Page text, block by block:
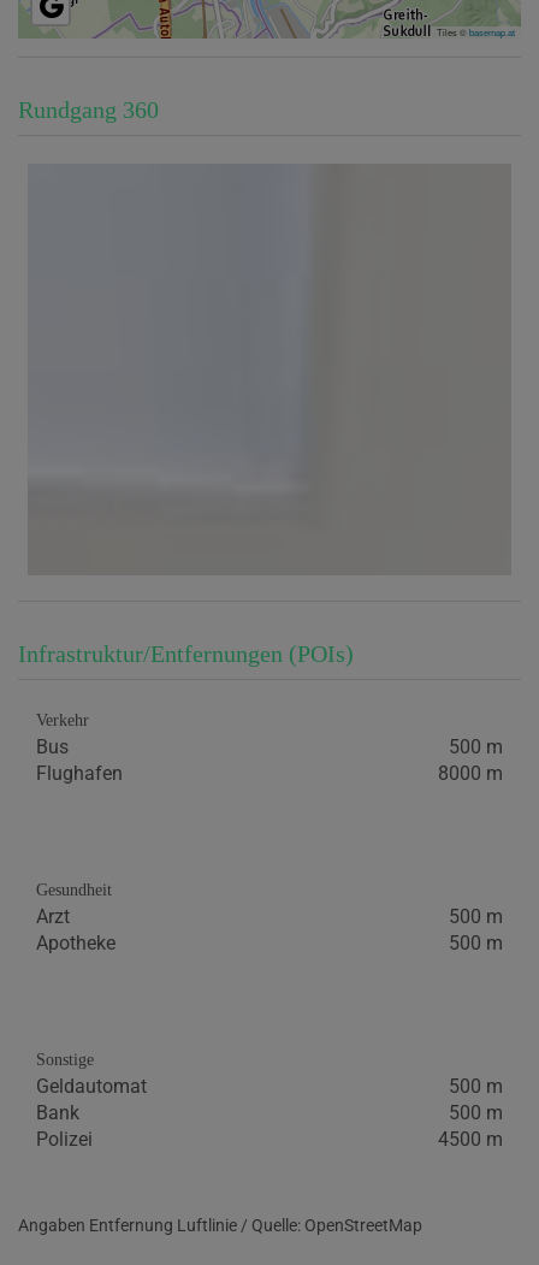
Tiles ©basemap.at
Rundgang 360
Infrastruktur/Entfernungen (POIs)
Verkehr
Bus
500 m
Flughafen
8000 m
Gesundheit
Arzt
500 m
Apotheke
500 m
Sonstige
Geldautomat
500 m
Bank
500 m
Polizei
4500 m
Angaben Entfernung Luftlinie / Quelle: OpenStreetMap